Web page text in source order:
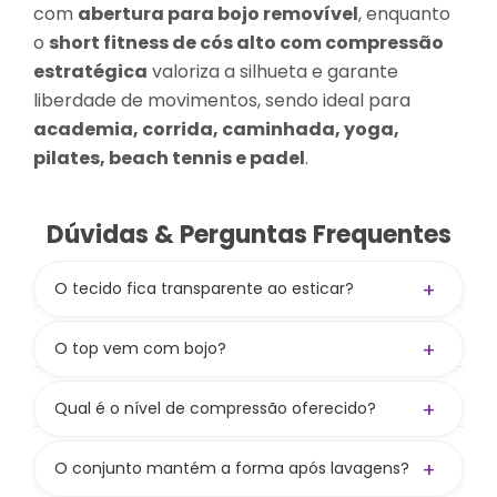
com abertura para bojo removível, enquanto
o short fitness de cós alto com compressão
estratégica valoriza a silhueta e garante
liberdade de movimentos, sendo ideal para
academia, corrida, caminhada, yoga,
pilates, beach tennis e padel.
Dúvidas & Perguntas Frequentes
O tecido fica transparente ao esticar? +
composição84% PES / 16% PUE
O top vem com bojo? +
entrada para colocar e oferece boa
Qual é o nível de compressão oferecido? +
e mantendo liberdade nos movimentos.
O conjunto mantém a forma após lavagens? +